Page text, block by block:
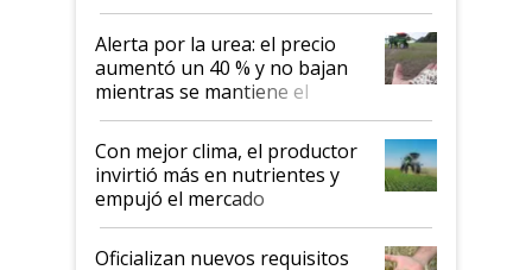
Alerta por la urea: el precio
aumentó un 40 % y no bajan
mientras se mantiene el
conflicto en Medio Oriente
Con mejor clima, el productor
invirtió más en nutrientes y
empujó el mercado
Oficializan nuevos requisitos